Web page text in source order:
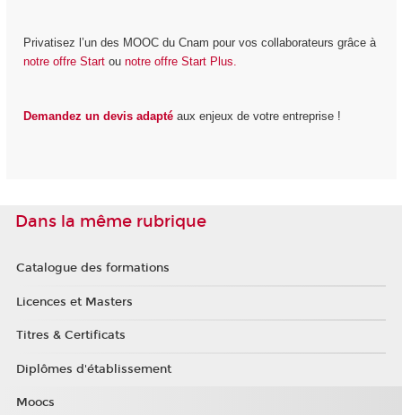
Privatisez l’un des MOOC du Cnam pour vos collaborateurs grâce à
notre offre Startou notre offre Start Plus.
Demandez un devis adaptéaux enjeux de votre entreprise !
Dans la même rubrique
Catalogue des formations
Licences et Masters
Titres & Certificats
Diplômes d'établissement
Moocs